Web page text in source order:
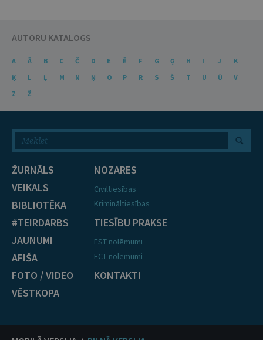
AUTORU KATALOGS
A Ā B C Č D E Ē F G Ģ H I J
K
Ķ
L Ļ M N Ņ O P R S Š T U Ū
V
Z
Ž
ŽURNĀLS
VEIKALS
BIBLIOTĒKA
#TEIRDARBS
JAUNUMI
AFIŠA
FOTO / VIDEO
VĒSTKOPA
NOZARES
Civiltiesības
Krimināltiesības
TIESĪBU PRAKSE
EST nolēmumi
ECT nolēmumi
KONTAKTI